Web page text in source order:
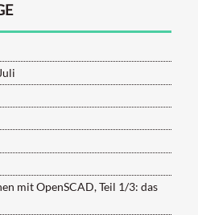
mit OpenSCAD, Teil 1/3: das